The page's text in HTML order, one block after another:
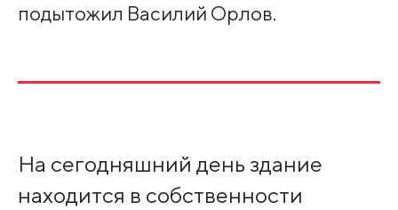
подытожил Василий Орлов.
На сегодняшний день здание
находится в собственности